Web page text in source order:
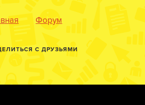
Форум
С ДРУЗЬЯМИ